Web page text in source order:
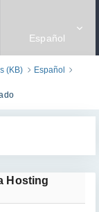
Español
(KB)
Español
Hosting